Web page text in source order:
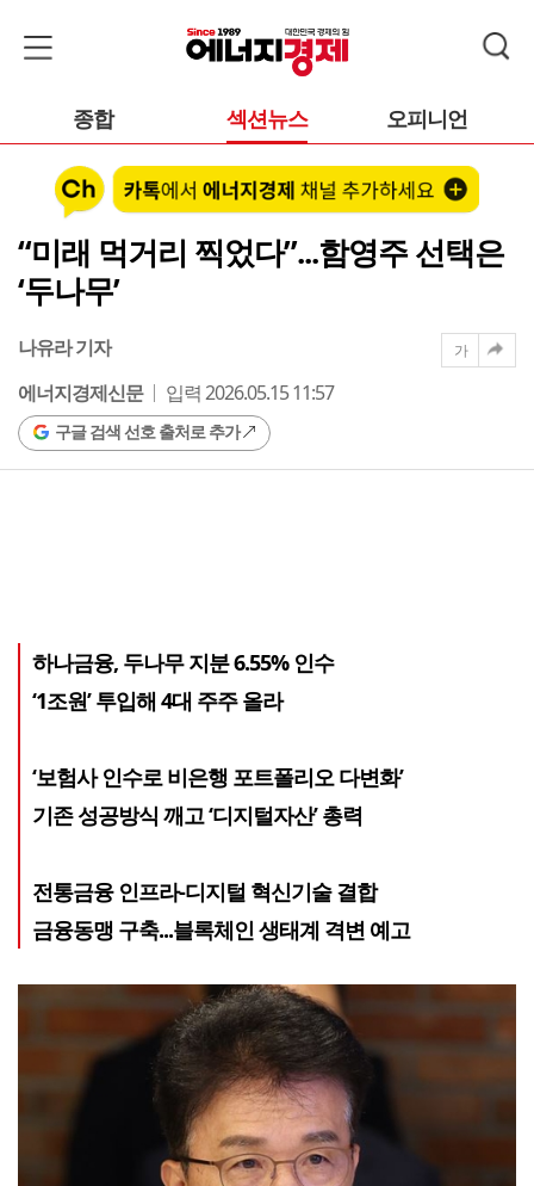
종합 섹션뉴스 오피니언
“미래 먹거리 찍었다”...함영주 선택은
‘두나무’
나유라 기자
에너지경제신문
입력 2026.05.15 11:57
구글 검색 선호 출처로 추가
가
하나금융, 두나무 지분 6.55% 인수
‘1조원’ 투입해 4대 주주 올라
‘보험사 인수로 비은행 포트폴리오 다변화’
기존 성공방식 깨고 ‘디지털자산’ 총력
전통금융 인프라-디지털 혁신기술 결합
금융동맹 구축...블록체인 생태계 격변 예고